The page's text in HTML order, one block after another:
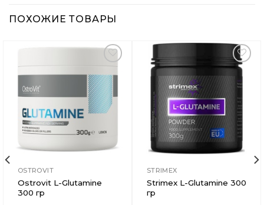
ПОХОЖИЕ ТОВАРЫ
Добавить
в
Вишлист
OSTROVIT
Ostrovit L-Glutamine
300 гр
Добавить
STRIMEX
Strimex L-Glutamine 300
гр